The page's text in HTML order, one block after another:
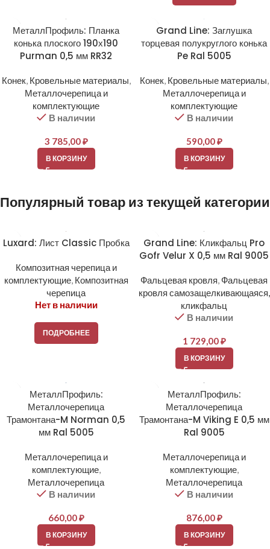
МеталлПрофиль: Планка
конька плоского 190х190
Purman 0,5 мм RR32
Конек, Кровельные материалы,
Металлочерепица и
комплектующие
В наличии
3 785,00₽
В КОРЗИНУ
Grand Line: Заглушка
торцевая полукруглого конька
Pe Ral 5005
Конек, Кровельные материалы,
Металлочерепица и
комплектующие
В наличии
590,00₽
В КОРЗИНУ
Популярный товар из текущей категории
Luxard: Лист Classic Пробка
Композитная черепица и
комплектующие, Композитная
черепица
Нет в наличии
ПОДРОБНЕЕ
Grand Line: Кликфальц Pro
Gofr Velur X 0,5 мм Ral 9005
Фальцевая кровля, Фальцевая
кровля самозащелкивающаяся,
кликфальц
В наличии
1 729,00₽
В КОРЗИНУ
МеталлПрофиль:
Металлочерепица
Трамонтана-M Norman 0,5
мм Ral 5005
Металлочерепица и
комплектующие,
Металлочерепица
В наличии
660,00₽
В КОРЗИНУ
МеталлПрофиль:
Металлочерепица
Трамонтана-M Viking E 0,5 мм
Ral 9005
Металлочерепица и
комплектующие,
Металлочерепица
В наличии
876,00₽
В КОРЗИНУ